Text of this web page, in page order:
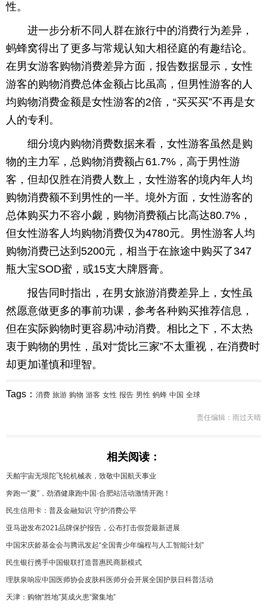
性。
进一步分析不同人群在旅行中的消费行为差异，
蚂蜂窝得出了更多与常规认知大相径庭的有趣结论。
在男女游客购物消费差异方面，报告数据显示，女性
游客的购物消费总体金额占比虽高，但男性游客的人
均购物消费金额是女性游客的2倍，“买买买”不再是女
人的专利。
细分境内购物消费数据来看，女性游客虽然是购
物的主力军，总购物消费额占61.7%，高于男性游
客，但却仅胜在消费人数上，女性游客的境内年人均
购物消费额不到男性的一半。境外方面，女性游客的
总体购买力不容小觑，购物消费额占比高达80.7%，
但女性游客人均购物消费仅为4780元。男性游客人均
购物消费已达到5200元，相当于在旅途中购买了347
瓶大宝SOD蜜，或15支大牌唇膏。
报告同时指出，在男女旅游消费差异上，女性虽
然愿意做更多的事前功课，参考各种购买推荐信息，
但在实际购物时更容易冲动消费。相比之下，不太热
衷于购物的男性，虽对“货比三家”不太重视，在消费时
却更加谨慎和理智。
Tags： 消费 旅游 购物 游客 女性 报告 男性 蚂蜂 中国 全球
责任编辑：雨过天晴
相关阅读：
天舶宇宙无垠陀飞轮机械表，致敬中国航天事业
奔跑一“夏”，劲酒健康跑中国·合肥站活动激情开跑！
民生信用卡：普及金融知识 守护消费公平
亚马逊发布2021品牌保护报告，公布打击假货最新进展
中国宋庆龄基金会与腾讯发起“全国青少年编程与人工智能计划”
民生银行携手中国银联打造普惠民商新模式
理肤泉响应中国医师协会皮肤科医师分会开展全国护肤日科普活动
天津：购物“胜地”莫成火患“聚集地”